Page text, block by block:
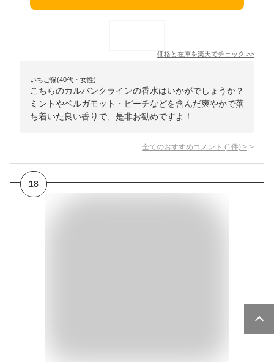
価格と在庫を楽天でチェック >>
いちご猫(40代・女性)
こちらのカルバンクラインの香水はいかがでしょうか？
ミントやベルガモット・ピーチなどを含んだ爽やかで落
ち着いた良い香りで、是非お勧めですよ！
全てのおすすめコメント (1 件) >
18